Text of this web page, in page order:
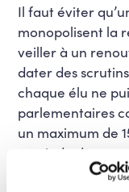
Il faut éviter
monopolisent la
veiller à un
dater des
chaque élu ne
parlementaires
un maximum de
serait de deux